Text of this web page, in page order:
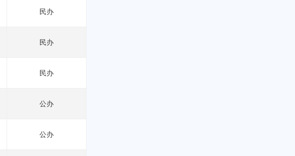
民办
民办
民办
公办
公办